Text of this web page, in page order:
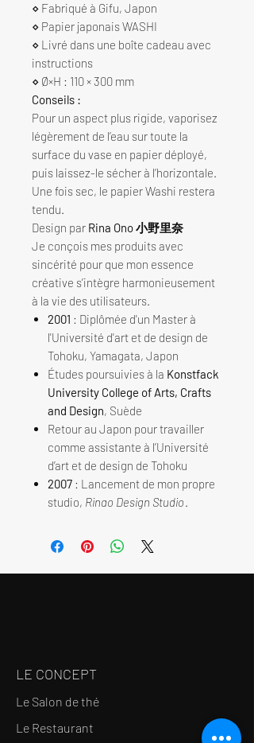
⋄ Fabriqué à Gifu, Japon
⋄ Papier japonais WASHI
⋄ Livré dans une boîte cadeau avec
instructions
⋄ Ø×H : 110 × 300 mm
Conseils :
Pour un aspect plus rigide, vaporisez
légèrement de l’eau sur toute la
surface du vase en papier déployé,
puis laissez-le sécher à l’horizontale.
Une fois sec, le papier Washi restera
tendu.
Design par Rina Ono 小野里奈
Je conçois mes produits avec
sincérité pour que mon essence
créative s’intègre harmonieusement
à la vie des utilisateurs.
2001 : Diplômée d'un Master à
l'Université d'art et de design de
Tohoku, Yamagata, Japon
Études poursuivies à la Konstfack
University College of Arts, Crafts
and Design, Suède
Retour au Japon pour travailler
comme assistante à l’Université
d’art et de design de Tohoku
2007 : Lancement de mon propre
studio, Rinao Design Studio.
LE CONCEPT
Le Salon de thé
Le Restaurant